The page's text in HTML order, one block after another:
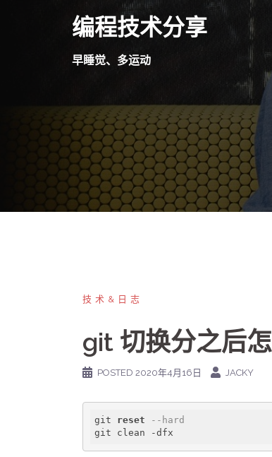
编程技术分享
早睡觉、多运动
技术&日志
git 切换分之后
POSTED 2020年4月16日 JACKY
git reset
--hard